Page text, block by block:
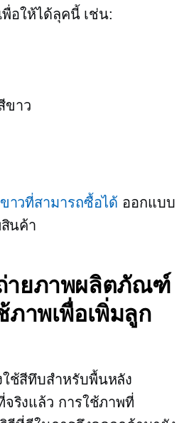
พื่อให้ได้ลุคนี้ เช่น:
ขาว
าวที่สามารถซื้อได้ ออกแบบ
นค้า
ายภาพผลิตภัณฑ์
าพเพื่อเพิ่มลูก
ใช้สีทึบสำหรับพื้นหลัง
ริงแล้ว การใช้ภาพที่